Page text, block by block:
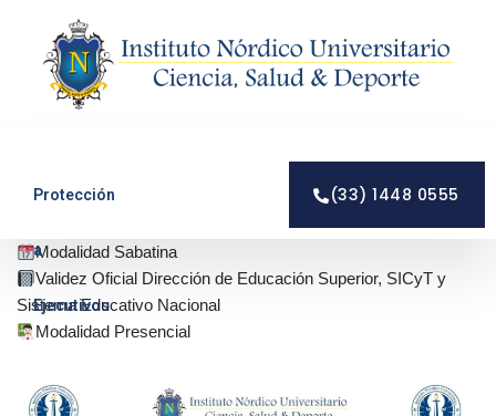
Saltar
contenido
Protección
a
Ejecutivos
(33) 1448 0555
Modalidad Sabatina
Validez Oficial Dirección de Educación Superior, SICyT y
Sistema Educativo Nacional
Modalidad Presencial